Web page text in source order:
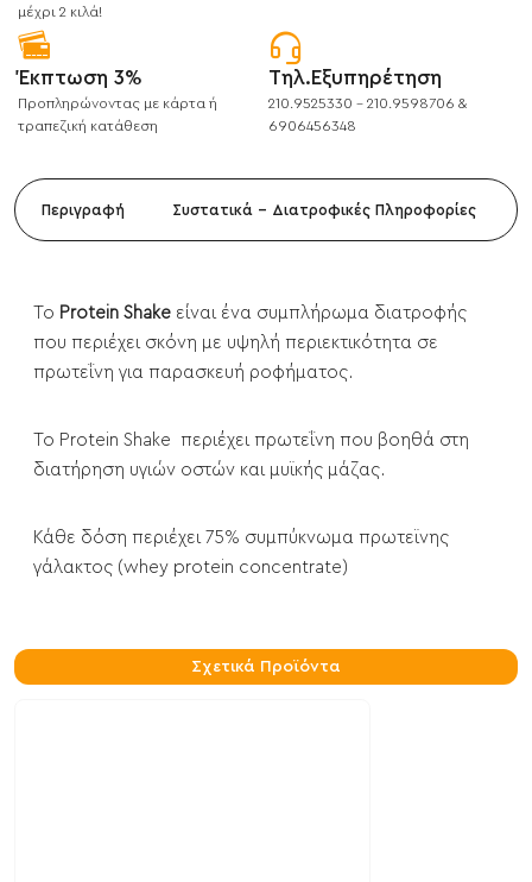
μέχρι 2 κιλά!
Έκπτωση 3%
Προπληρώνοντας με κάρτα ή
τραπεζική κατάθεση
Τηλ.Εξυπηρέτηση
210.9525330 - 210.9598706 &
6906456348
Περιγραφή Συστατικά - Διατροφικές Πληροφορίες
Το Protein Shake είναι ένα συμπλήρωμα διατροφής
που περιέχει σκόνη με υψηλή περιεκτικότητα σε
πρωτεΐνη για παρασκευή ροφήματος.
Το Protein Shake περιέχει πρωτεΐνη που βοηθά στη
διατήρηση υγιών οστών και μυϊκής μάζας.
Κάθε δόση περιέχει 75% συμπύκνωμα πρωτεϊνης
γάλακτος (whey protein concentrate)
Σχετικά Προϊόντα